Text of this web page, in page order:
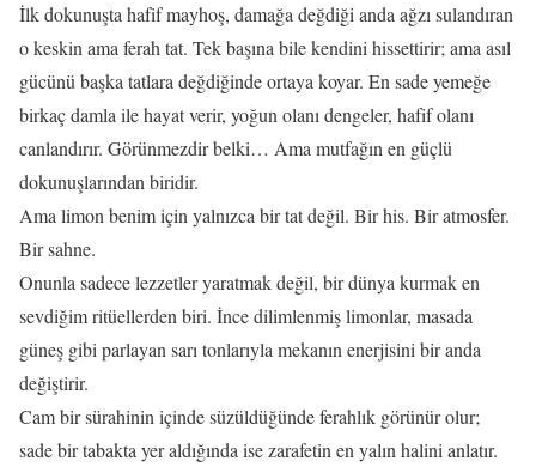
İlk dokunuşta hafif mayhoş, damağa değdiği anda ağzı sulandıran
o keskin ama ferah tat. Tek başına bile kendini hissettirir; ama asıl
gücünü başka tatlara değdiğinde ortaya koyar. En sade yemeğe
birkaç damla ile hayat verir, yoğun olanı dengeler, hafif olanı
canlandırır. Görünmezdir belki… Ama mutfağın en güçlü
dokunuşlarından biridir.
Ama limon benim için yalnızca bir tat değil. Bir his. Bir atmosfer.
Bir sahne.
Onunla sadece lezzetler yaratmak değil, bir dünya kurmak en
sevdiğim ritüellerden biri. İnce dilimlenmiş limonlar, masada
güneş gibi parlayan sarı tonlarıyla mekanın enerjisini bir anda
değiştirir.
Cam bir sürahinin içinde süzüldüğünde ferahlık görünür olur;
sade bir tabakta yer aldığında ise zarafetin en yalın halini anlatır.